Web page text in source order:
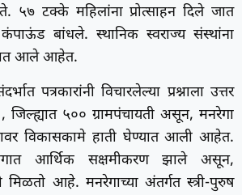
५७ टक्के महिलांना प्रोत्साहन दिले जात
बांधले. स्थानिक स्वराज्य संस्थांना
आले आहेत.
पत्रकारांनी विचारलेल्या प्रश्नाला उत्तर
जिल्ह्यात ५०० ग्रामपंचायती असून, मनरेगा
विकासकामे हाती घेण्यात आली आहेत.
आर्थिक सक्षमीकरण झाले असून,
मिळतो आहे. मनरेगाच्या अंतर्गत स्त्री-पुरुष